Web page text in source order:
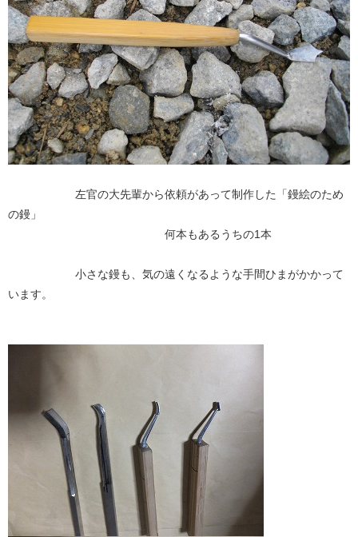
左官の大先輩から依頼があって制作した「鏝絵のため
の鏝」
何本もあるうちの1本
小さな鏝も、気の遠くなるような手間ひまがかかって
います。